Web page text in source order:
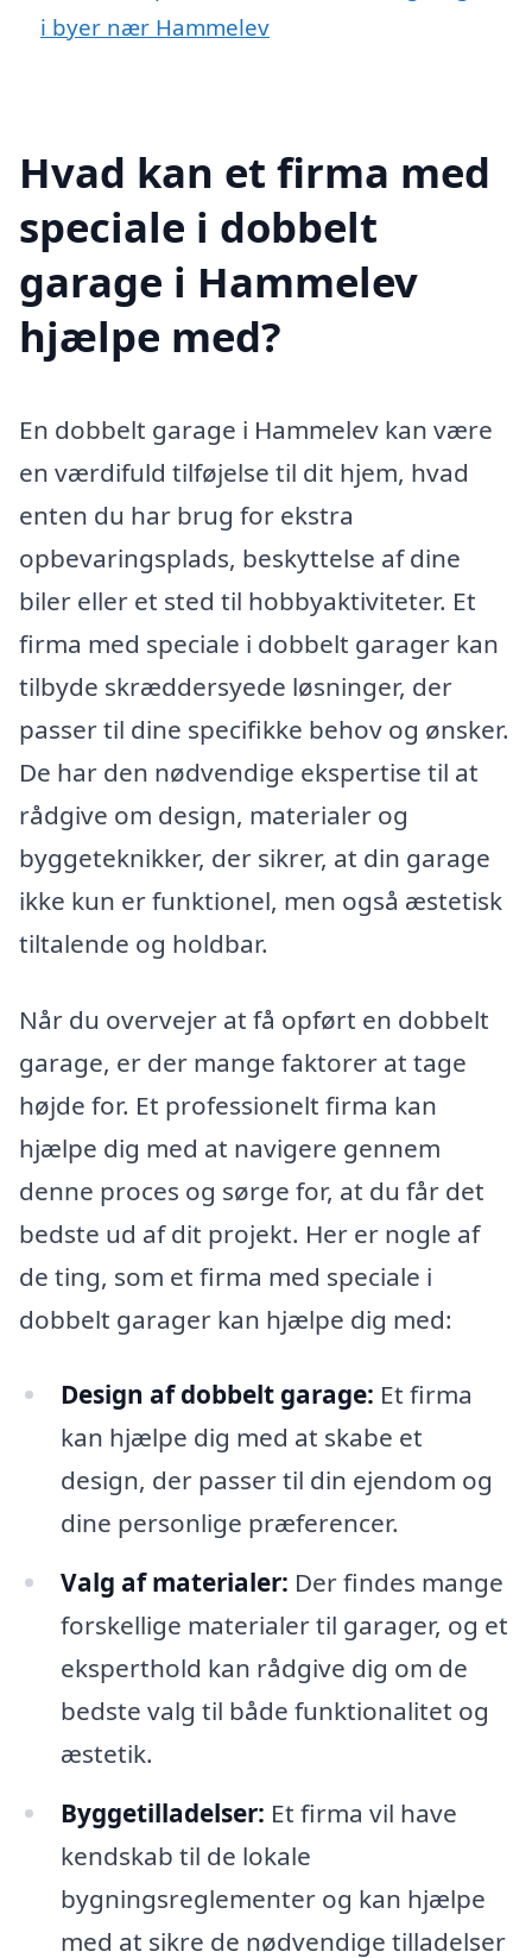
i byer nær Hammelev
Hvad kan et firma med
speciale i dobbelt
garage i Hammelev
hjælpe med?
En dobbelt garage i Hammelev kan være
en værdifuld tilføjelse til dit hjem, hvad
enten du har brug for ekstra
opbevaringsplads, beskyttelse af dine
biler eller et sted til hobbyaktiviteter. Et
firma med speciale i dobbelt garager kan
tilbyde skræddersyede løsninger, der
passer til dine specifikke behov og ønsker.
De har den nødvendige ekspertise til at
rådgive om design, materialer og
byggeteknikker, der sikrer, at din garage
ikke kun er funktionel, men også æstetisk
tiltalende og holdbar.
Når du overvejer at få opført en dobbelt
garage, er der mange faktorer at tage
højde for. Et professionelt firma kan
hjælpe dig med at navigere gennem
denne proces og sørge for, at du får det
bedste ud af dit projekt. Her er nogle af
de ting, som et firma med speciale i
dobbelt garager kan hjælpe dig med:
Design af dobbelt garage: Et firma
kan hjælpe dig med at skabe et
design, der passer til din ejendom og
dine personlige præferencer.
Valg af materialer: Der findes mange
forskellige materialer til garager, og et
eksperthold kan rådgive dig om de
bedste valg til både funktionalitet og
æstetik.
Byggetilladelser: Et firma vil have
kendskab til de lokale
bygningsreglementer og kan hjælpe
med at sikre de nødvendige tilladelser